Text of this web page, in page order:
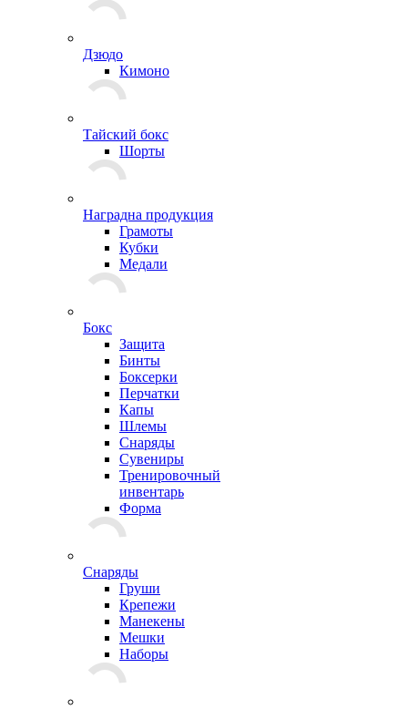
Дзюдо
Кимоно
Тайский бокс
Шорты
Наградна продукция
Грамоты
Кубки
Медали
Бокс
Защита
Бинты
Боксерки
Перчатки
Капы
Шлемы
Снаряды
Сувениры
Тренировочный
инвентарь
Форма
Снаряды
Груши
Крепежи
Манекены
Мешки
Наборы